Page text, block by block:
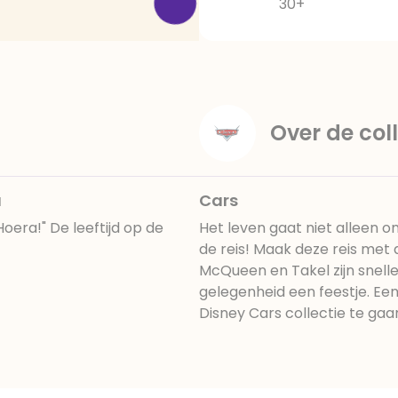
De leeftijd op de
Over de
Cars
Het leven gaat niet alleen
de reis! Maak deze reis met
McQueen en Takel zijn
gelegenheid een feestje.
Disney Cars collectie te